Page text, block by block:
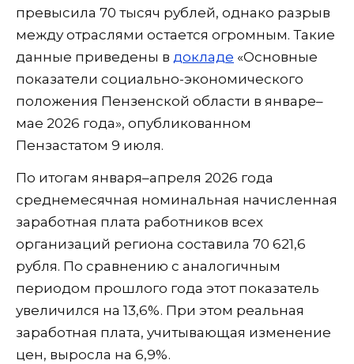
превысила 70 тысяч рублей, однако разрыв
между отраслями остается огромным. Такие
данные приведены в докладе «Основные
показатели социально-экономического
положения Пензенской области в январе–
мае 2026 года», опубликованном
Пензастатом 9 июля.
По итогам января–апреля 2026 года
среднемесячная номинальная начисленная
заработная плата работников всех
организаций региона составила 70 621,6
рубля. По сравнению с аналогичным
периодом прошлого года этот показатель
увеличился на 13,6%. При этом реальная
заработная плата, учитывающая изменение
цен, выросла на 6,9%.